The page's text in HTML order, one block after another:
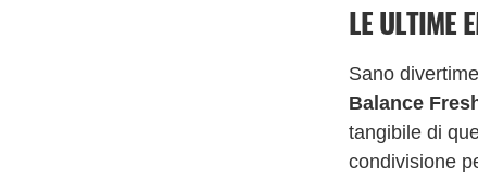
LE ULTIME
Sano
Balance
tangibile di
condivisione